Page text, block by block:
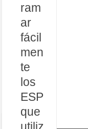
ram
ar
fácil
men
te
los
ESP
que
utiliz